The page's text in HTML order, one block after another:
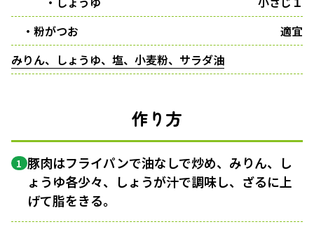
・粉がつお
適宜
みりん、しょうゆ、塩、小麦粉、サラダ油
作り方
1 豚肉はフライパンで油なしで炒め、みりん、し
ょうゆ各少々、しょうが汁で調味し、ざるに上
げて脂をきる。